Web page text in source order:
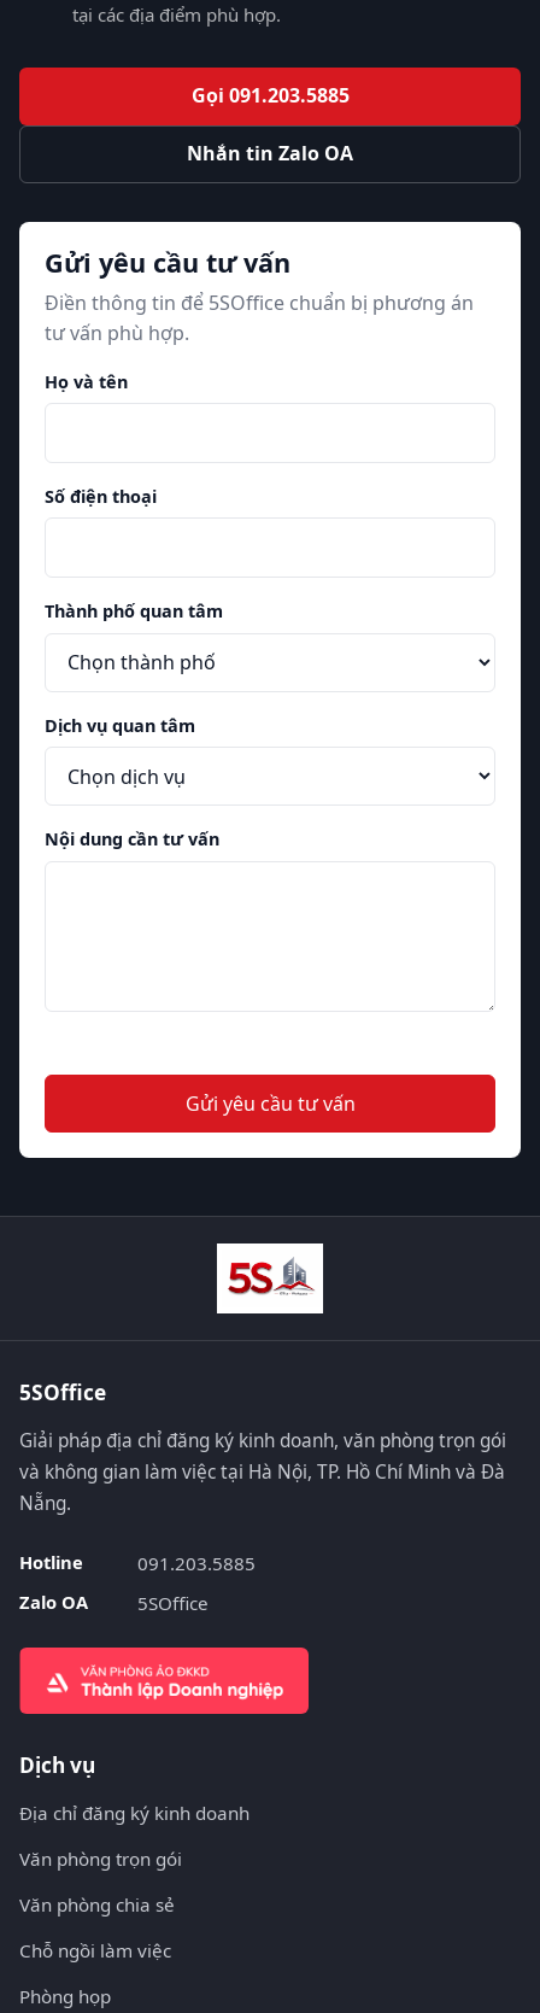
tại các địa điểm phù hợp.
Gọi 091.203.5885
Nhắn tin Zalo OA
Gửi yêu cầu tư vấn
Điền thông tin để 5SOffice chuẩn bị phương án
tư vấn phù hợp.
Họ và tên
Số điện thoại
Thành phố quan tâm
Dịch vụ quan tâm
Nội dung cần tư vấn
Gửi yêu cầu tư vấn
5SOffice
Giải pháp địa chỉ đăng ký kinh doanh, văn phòng trọn gói
và không gian làm việc tại Hà Nội, TP. Hồ Chí Minh và Đà
Nẵng.
Hotline
091.203.5885
Zalo OA
5SOffice
Dịch vụ
Địa chỉ đăng ký kinh doanh
Văn phòng trọn gói
Văn phòng chia sẻ
Chỗ ngồi làm việc
Phòng họp